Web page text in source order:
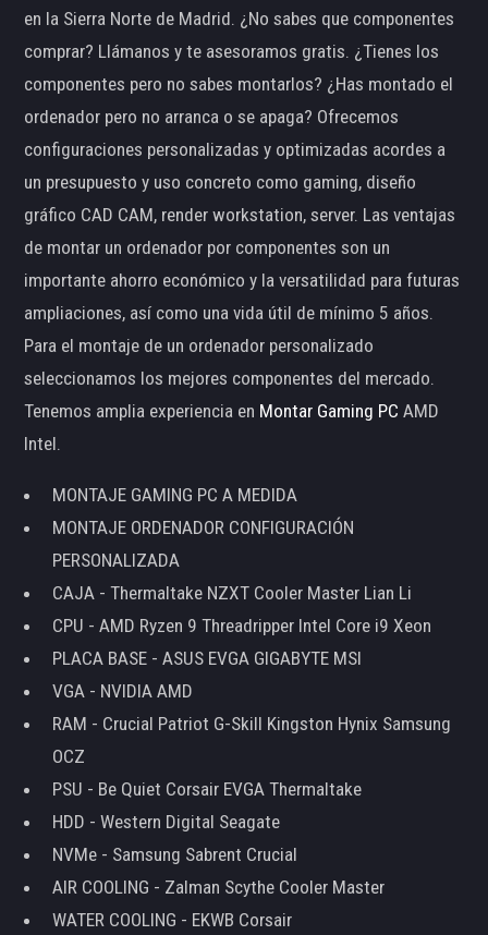
en la Sierra Norte de Madrid. ¿No sabes que componentes
comprar? Llámanos y te asesoramos gratis. ¿Tienes los
componentes pero no sabes montarlos? ¿Has montado el
ordenador pero no arranca o se apaga? Ofrecemos
configuraciones personalizadas y optimizadas acordes a
un presupuesto y uso concreto como gaming, diseño
gráfico CAD CAM, render workstation, server. Las ventajas
de montar un ordenador por componentes son un
importante ahorro económico y la versatilidad para futuras
ampliaciones, así como una vida útil de mínimo 5 años.
Para el montaje de un ordenador personalizado
seleccionamos los mejores componentes del mercado.
Tenemos amplia experiencia en Montar Gaming PC AMD
Intel.
MONTAJE GAMING PC A MEDIDA
MONTAJE ORDENADOR CONFIGURACIÓN
PERSONALIZADA
CAJA - Thermaltake NZXT Cooler Master Lian Li
CPU - AMD Ryzen 9 Threadripper Intel Core i9 Xeon
PLACA BASE - ASUS EVGA GIGABYTE MSI
VGA - NVIDIA AMD
RAM - Crucial Patriot G-Skill Kingston Hynix Samsung
OCZ
PSU - Be Quiet Corsair EVGA Thermaltake
HDD - Western Digital Seagate
NVMe - Samsung Sabrent Crucial
AIR COOLING - Zalman Scythe Cooler Master
WATER COOLING - EKWB Corsair